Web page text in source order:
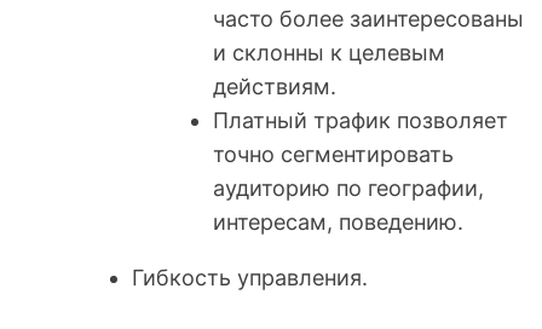
часто более заинтересованы
и склонны к целевым
действиям.
Платный трафик позволяет
точно сегментировать
аудиторию по географии,
интересам, поведению.
Гибкость управления.